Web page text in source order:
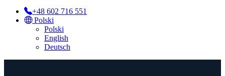
+48 602 716 551
Polski
Polski
English
Deutsch